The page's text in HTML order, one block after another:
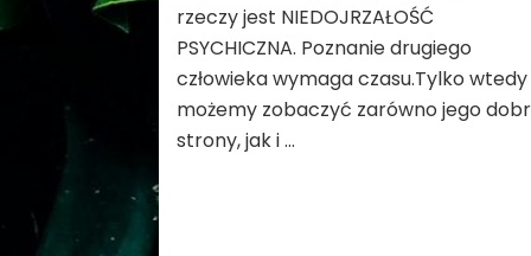
rzeczy jest NIEDOJRZAŁOŚĆ
PSYCHICZNA. Poznanie drugiego
człowieka wymaga czasu.Tylko wtedy
możemy zobaczyć zarówno jego
strony, jak i …